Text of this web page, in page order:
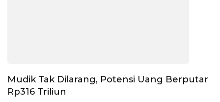
Mudik Tak Dilarang, Potensi Uang Berputar
Rp316 Triliun